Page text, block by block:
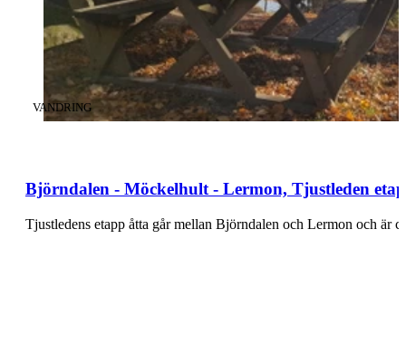
Björndalen - Möckelhult - Lermon, Tjustleden
KATEGORI:
VANDRING
Tjustledens etapp åtta går mellan Björndalen och Lermon och är